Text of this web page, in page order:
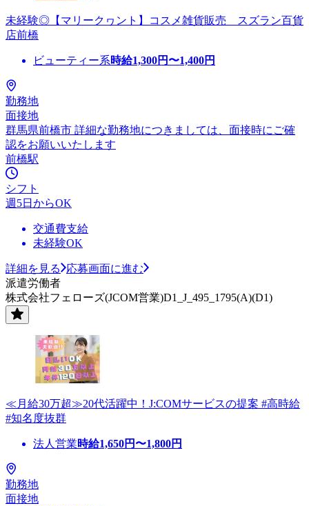
未経験◎【マリークヮント】コスメ雑貨販売 スズラン百貨
店前橋
ビューティー系時給1,300円〜1,400円
勤務地
面接地
群馬県前橋市 詳細な勤務地につきましては、面接時にご確
認をお願いいたします
前橋駅
シフト
週5日からOK
交通費支給
未経験OK
詳細を見る
応募画面に進む
派遣労働者
株式会社フェローズ(JCOM営業)D1_J_495_1795(A)(D1)
≪月給30万超≫20代活躍中！J:COMサービスの提案 #高時給
#知名度抜群
法人営業時給1,650円〜1,800円
勤務地
面接地